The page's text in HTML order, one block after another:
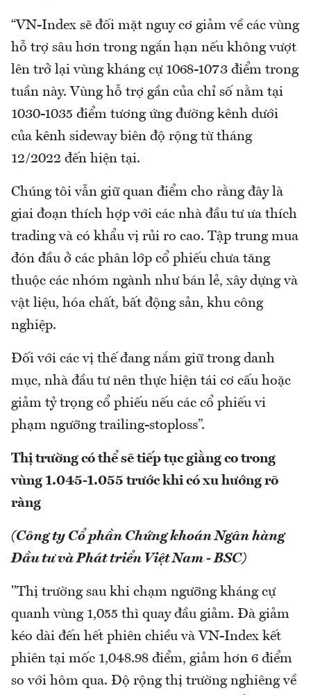
“VN-Index sẽ đối mặt nguy cơ giảm về các vùng
hỗ trợ sâu hơn trong ngắn hạn nếu không vượt
lên trở lại vùng kháng cự 1068-1073 điểm trong
tuần này. Vùng hỗ trợ gần của chỉ số nằm tại
1030-1035 điểm tương ứng đường kênh dưới
của kênh sideway biên độ rộng từ tháng
12/2022 đến hiện tại.
Chúng tôi vẫn giữ quan điểm cho rằng đây là
giai đoạn thích hợp với các nhà đầu tư ưa thích
trading và có khẩu vị rủi ro cao. Tập trung mua
đón đầu ở các phân lớp cổ phiếu chưa tăng
thuộc các nhóm ngành như bán lẻ, xây dựng và
vật liệu, hóa chất, bất động sản, khu công
nghiệp.
Đối với các vị thế đang nắm giữ trong danh
mục, nhà đầu tư nên thực hiện tái cơ cấu hoặc
giảm tỷ trọng cổ phiếu nếu các cổ phiếu vi
phạm ngưỡng trailing-stoploss”.
Thị trường có thể sẽ tiếp tục giằng co trong
vùng 1.045-1.055 trước khi có xu hướng rõ
ràng
(Công ty Cổ phần Chứng khoán Ngân hàng
Đầu tư và Phát triển Việt Nam - BSC)
"Thị trường sau khi chạm ngưỡng kháng cự
quanh vùng 1,055 thì quay đầu giảm. Đà giảm
kéo dài đến hết phiên chiều và VN-Index kết
phiên tại mốc 1,048.98 điểm, giảm hơn 6 điểm
so với hôm qua. Độ rộng thị trường nghiêng về